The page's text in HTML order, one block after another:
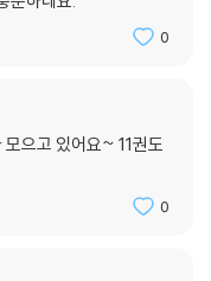
0
으고 있어요~ 11권도
0